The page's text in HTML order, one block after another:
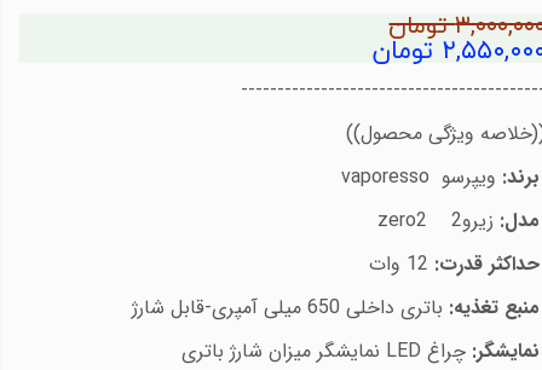
تومان
تومان
ویژگی محصول))
برند: ویپرسو
مدل: زیرو2
zero2
حداکثر قدرت: 12 وات
منبع تغذیه: باتری داخلی 650 میلی آمپری-قابل شارژ
نمایشگر: چراغ LED نمایشگر میزان شارژ باتری